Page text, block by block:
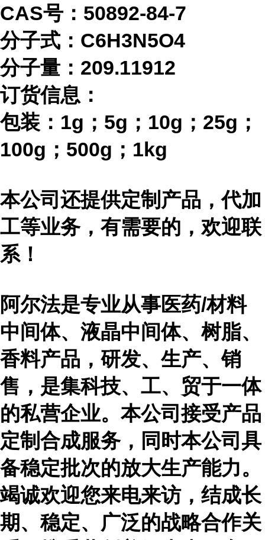
CAS号：50892-84-7
分子式： C6H3N5O4
分子量： 209.11912
订货信息：
包装： 1g；5g；10g；25g；
100g；500g；1kg
本公司还提供定制产品，代加
工等业务，有需要的，欢迎联
系！
阿尔法是专业从事医药/材料
中间体、液晶中间体、树脂、
香料产品，研发、生产、销
售，是集科技、工、贸于一体
的私营企业。本公司接受产品
定制合成服务，同时本公司具
备稳定批次的放大生产能力。
竭诚欢迎您来电来访，结成长
期、稳定、广泛的战略合作关